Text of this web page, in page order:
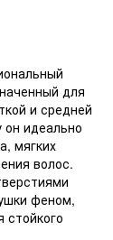
для
и средней
он идеально
мягких
волос.
феном,
стойкого